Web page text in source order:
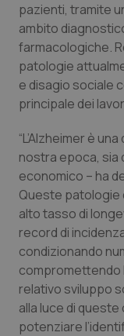
Quotidiano
Quotidiano
Quotidiano
Rene &
Salute
Sangue &
Tiroide
Tumore al
pazienti, tramite
ambito
farmacologiche.
patologie
e disagio sociale
principale dei
“L’Alzheimer è
nostra epoca, sia
economico – ha
Queste
alto tasso di
record di
condizionando
compromettendo
relativo sviluppo
alla luce di
potenziare